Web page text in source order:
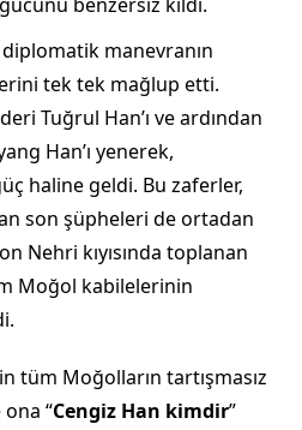
benzersiz kıldı.
manevranın
tek tek mağlup etti.
Tuğrul Han’ı ve ardından
Han’ı yenerek,
haline geldi. Bu zaferler,
son şüpheleri de ortadan
Nehri kıyısında toplanan
Moğol kabilelerinin
tüm Moğolların tartışmasız
“Cengiz Han kimdir”